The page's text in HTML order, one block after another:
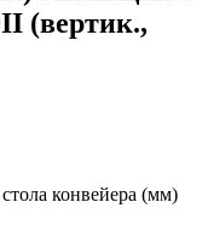
(вертик.,
конвейера (мм)